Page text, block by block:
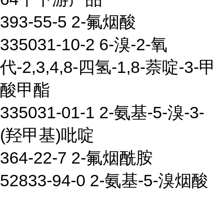
393-55-5 2-氟烟酸
335031-10-2 6-溴-2-氧
代-2,3,4,8-四氢-1,8-萘啶-3-甲
酸甲酯
335031-01-1 2-氨基-5-溴-3-
(羟甲基)吡啶
364-22-7 2-氟烟酰胺
52833-94-0 2-氨基-5-溴烟酸